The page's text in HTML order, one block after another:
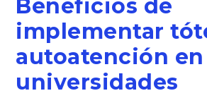
Beneficios de
implementar
autoatención en
universidades